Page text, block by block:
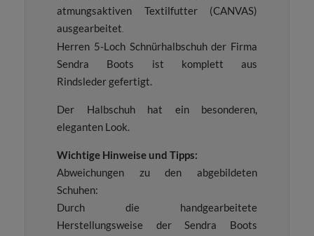
atmungsaktiven Textilfutter (CANVAS)
ausgearbeitet
Herren 5-Loch Schnürhalbschuh der Firma
Sendra Boots ist komplett aus
Rindsleder gefertigt.
Der Halbschuh hat ein besonderen,
eleganten Look.
Wichtige Hinweise und Tipps:
Abweichungen zu den abgebildeten
Schuhen:
Durch die handgearbeitete
Herstellungsweise der Sendra Boots